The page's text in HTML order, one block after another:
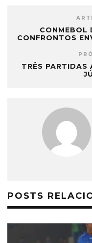
CONMEBOL
CONFRONTOS
TRÊS PARTIDAS
POSTS